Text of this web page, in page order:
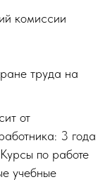
комиссии
труда на
от
3 года
по работе
учебные